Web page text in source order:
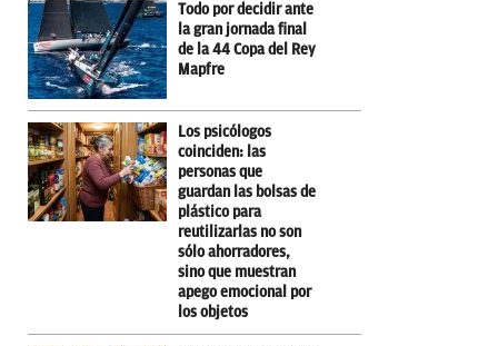
Todo por decidir ante
la gran jornada final
de la 44 Copa del Rey
Mapfre
Los psicólogos
coinciden: las
personas que
guardan las bolsas de
plástico para
reutilizarlas no son
sólo ahorradores,
sino que muestran
apego emocional por
los objetos